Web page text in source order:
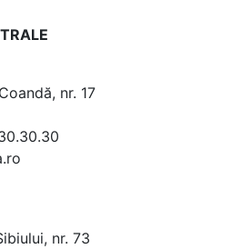
nr. 17
nr. 73